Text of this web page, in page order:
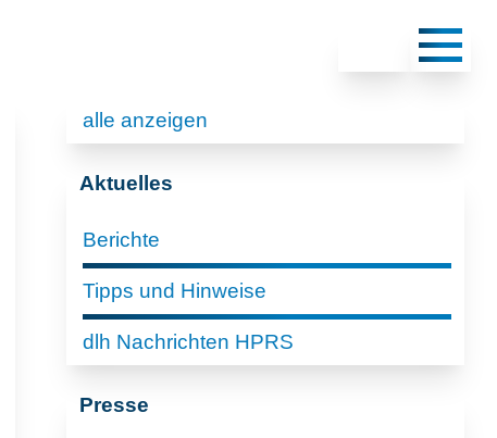
alle anzeigen
Aktuelles
Berichte
Tipps und Hinweise
dlh Nachrichten HPRS
Presse